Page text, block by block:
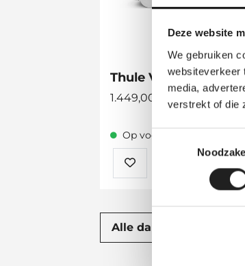
Deze website
We gebruiken
websiteverkeer
media,
verstrekt of die
Thule Vector
1.449,00 1.529,00
tot
Op voorraad
Alle dakkoffers